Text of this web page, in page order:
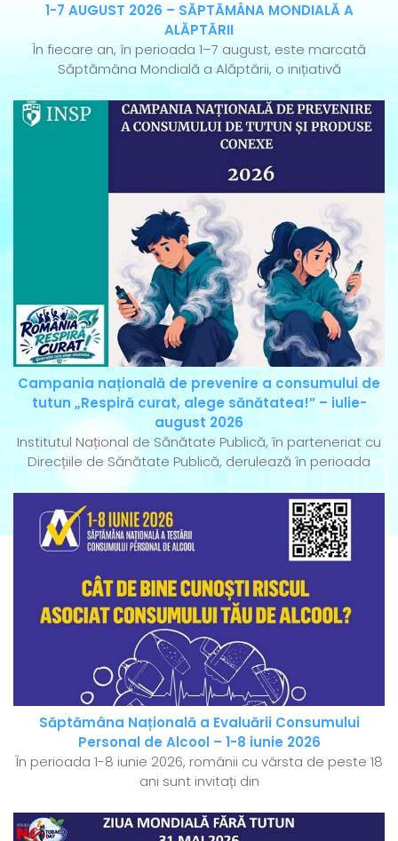
1-7 AUGUST 2026 – SĂPTĂMÂNA MONDIALĂ A
ALĂPTĂRII
În fiecare an, în perioada 1–7 august, este marcată
Săptămâna Mondială a Alăptării, o inițiativă
Campania națională de prevenire a consumului de
tutun „Respiră curat, alege sănătatea!” – iulie-
august 2026
Institutul Național de Sănătate Publică, în parteneriat cu
Direcțiile de Sănătate Publică, derulează în perioada
Săptămâna Națională a Evaluării Consumului
Personal de Alcool – 1-8 iunie 2026
În perioada 1-8 iunie 2026, românii cu vârsta de peste 18
ani sunt invitați din